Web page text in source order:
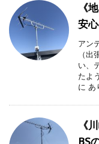
《
安
アン
（
い、
たよ
に あ
《